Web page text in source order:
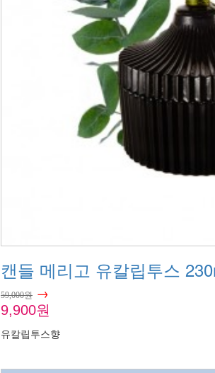
캔들 메리고 유칼립투스
59,000원 →
9,900원
유칼립투스향